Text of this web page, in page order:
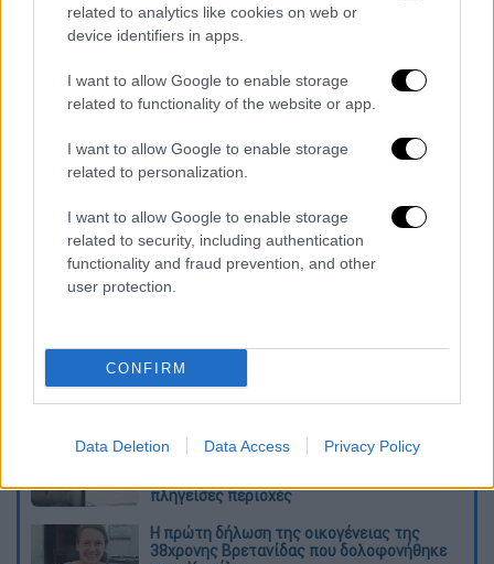
related to analytics like cookies on web or
device identifiers in apps.
I want to allow Google to enable storage
related to functionality of the website or app.
I want to allow Google to enable storage
related to personalization.
I want to allow Google to enable storage
related to security, including authentication
functionality and fraud prevention, and other
user protection.
CONFIRM
Data Deletion Data Access Privacy Policy
ΕΘΝΟΣ θα παρεμβαίνει και τα προσβλητικά σχόλια θα
διαγράφονται
Διαβάστε ακόμη
Η «μαύρη» καταγραφή των πυρκαγιών: 118
κτίρια κρίθηκαν «κόκκινα» -
πληγείσες περιοχές
Η πρώτη δήλωση της οικογένειας της
38χρονης Βρετανίδας που δολοφονήθηκε